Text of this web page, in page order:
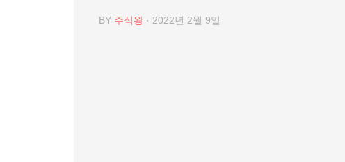
BY 주식왕 · 2022년 2월 9일